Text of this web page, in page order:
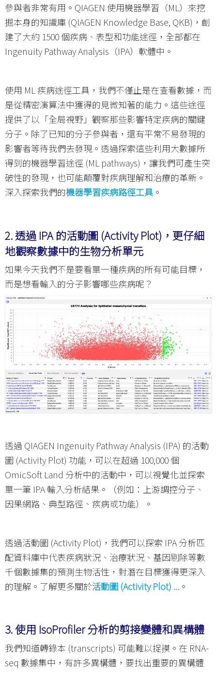
參與者非常有用。QIAGEN 使用機器學習（ML）來挖
掘本身的知識庫 (QIAGEN Knowledge Base, QKB)，創
建了大約 1500 個疾病、表型和功能途徑，全部都在
Ingenuity Pathway Analysis（IPA）軟體中。
使用 ML 疾病途徑工具，我們不僅止是在查看數據，而
是從精密演算法中獲得的見微知著的能力。這些途徑
提供了以「全局視野」觀察那些影響特定疾病的關鍵
分子。除了已知的分子參與者，還有平常不易發現的
影響者等待我們去發現。透過探索這些利用大數據所
得到的機器學習途徑 (ML pathways)，讓我們可產生突
破性的發現，也可能顛覆對疾病理解和治療的革新。
深入探索我們的機器學習疾病路徑工具 。
2.透過 IPA 的活動圖 (Activity Plot)，更仔細
地觀察數據中的生物分析單元
如果今天我們不是要看單一種疾病的所有可能目標，
而是想看輸入的分子影響哪些疾病呢？
透過 QIAGEN Ingenuity Pathway Analysis (IPA) 的活動
圖 (Activity Plot) 功能，可以在超過 100,000 個
OmicSoft Land 分析中的活動中，可以視覺化並探索
單一筆 IPA 輸入分析結果。（例如：上游調控分子、
因果網路、典型路徑、疾病或功能）。
透過活動圖 (Activity Plot)，我們可以探索 IPA 分析匹
配資料庫中代表疾病狀況、治療狀況、基因剔除等數
千個數據集的預測生物活性，對潛在目標獲得更深入
的理解。了解更多關於活動圖 (Activity Plot) ... 。
3.使用 IsoProfiler 分析的剪接變體和異構體
我們知道轉錄本 (transcripts) 可能難以捉摸。在 RNA-
seq 數據集中，有許多異構體，要找出重要的異構體